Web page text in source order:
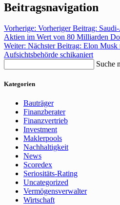
Beitragsnavigation
Vorherige: Vorheriger Beitrag:
Aktien im Wert von 80 Milliarden
Weiter: Nächster Beitrag: Elon Musk
Aufsichtsbehörde schikaniert
Suche
Kategorien
Bauträger
Finanzberater
Finanzvertrieb
Investment
Maklerpools
Nachhaltigkeit
News
Scoredex
Seriositäts-Rating
Uncategorized
Vermögensverwalter
Wirtschaft